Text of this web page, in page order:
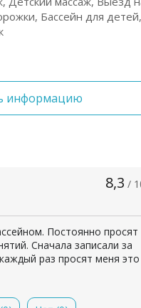
Бассейн для
информацию
8,3 /
Постоянно просят
Сначала записали за
раз просят меня это
решение, что они
по своему желанию. Вход в
на против входной двери.